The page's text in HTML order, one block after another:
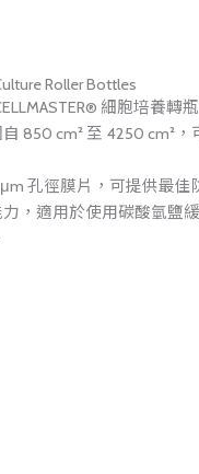
Roller Bottles
細胞培養轉
850 cm² 至 4250 cm²
孔徑膜片，可提供最佳
，適用於使用碳酸氫鹽